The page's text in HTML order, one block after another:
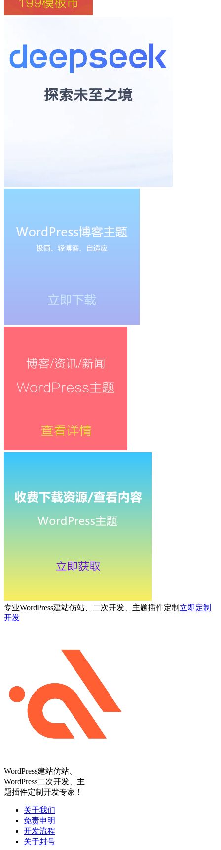
专业WordPress建站仿站、二次开发、主题插件定制 立即定制
开发
WordPress建站仿站、
WordPress二次开发、主
题插件定制开发专家！
关于我们
免责申明
开发流程
关于封号